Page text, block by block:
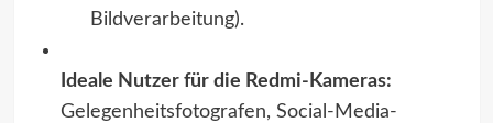
Bildverarbeitung).
Ideale Nutzer für die Redmi-Kameras:
Gelegenheitsfotografen, Social-Media-